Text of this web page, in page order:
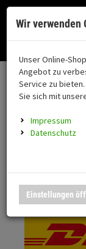
Fahrzeugteile
Neuheiten
coming soon
Anmelden |
Nutzung unserer
Menü
Motorrad auswählen
Versand
Bitte wählen Sie Ihr
DHL National
Wir verwenden
Unser Online-
Angebot zu
Service zu
Sie sich mit
Impressum
Datenschutz
Einstellungen